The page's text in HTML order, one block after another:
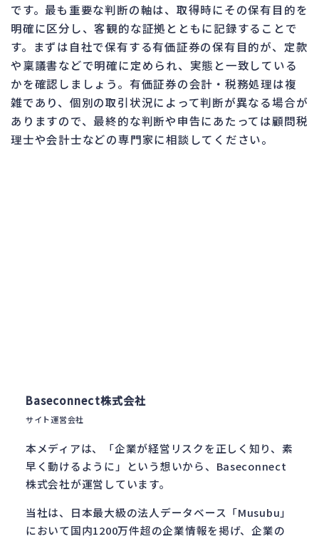
です。最も重要な判断の軸は、取得時にその保有目的を
明確に区分し、客観的な証拠とともに記録することで
す。まずは自社で保有する有価証券の保有目的が、定款
や稟議書などで明確に定められ、実態と一致している
かを確認しましょう。有価証券の会計・税務処理は複
雑であり、個別の取引状況によって判断が異なる場合が
ありますので、最終的な判断や申告にあたっては顧問税
理士や会計士などの専門家に相談してください。
Baseconnect株式会社
サイト運営会社
本メディアは、「企業が経営リスクを正しく知り、素
早く動けるように」という想いから、Baseconnect
株式会社が運営しています。
当社は、日本最大級の法人データベース「Musubu」
において国内1200万件超の企業情報を掲げ、企業の